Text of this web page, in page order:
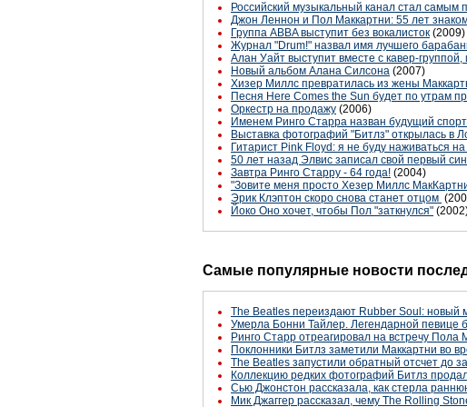
Российский музыкальный канал стал самым
Джон Леннон и Пол Маккартни: 55 лет
Группа ABBA выступит без вокалисток (2009)
Журнал "Drum!" назвал имя лучшего
Алан Уайт выступит вместе с кавер-
Новый альбом Алана Силсона (2007)
Хизер Миллс превратилась из жены
Песня Here Comes the Sun будет по утрам
Оркестр на продажу (2006)
Именем Ринго Старра назван будущий
Выставка фотографий "Битлз" открылась в
Гитарист Pink Floyd: я не буду наживаться
50 лет назад Элвис записал свой первый
Завтра Ринго Старру - 64 года! (2004)
"Зовите меня просто Хезер Миллс
Эрик Клэптон скоро снова станет отцом
Йоко Оно хочет, чтобы Пол "заткнулся"
Самые популярные новости
The Beatles переиздают Rubber Soul: новый
Умерла Бонни Тайлер. Легендарной певице
Ринго Старр отреагировал на встречу Пола
Поклонники Битлз заметили Маккартни во
The Beatles запустили обратный отсчет до
Коллекцию редких фотографий Битлз
Сью Джонстон рассказала, как стерла
Мик Джаггер рассказал, чему The Rolling